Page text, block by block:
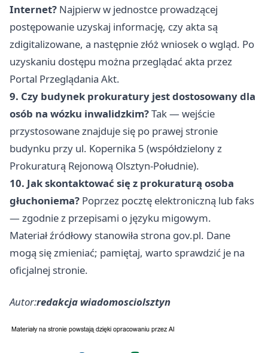
Internet? Najpierw w jednostce prowadzącej
postępowanie uzyskaj informację, czy akta są
zdigitalizowane, a następnie złóż wniosek o wgląd. Po
uzyskaniu dostępu można przeglądać akta przez
Portal Przeglądania Akt.
9. Czy budynek prokuratury jest dostosowany dla
osób na wózku inwalidzkim?Tak — wejście
przystosowane znajduje się po prawej stronie
budynku przy ul. Kopernika 5 (współdzielony z
Prokuraturą Rejonową Olsztyn-Południe).
10. Jak skontaktować się z prokuraturą osoba
głuchoniema? Poprzez pocztę elektroniczną lub faks
— zgodnie z przepisami o języku migowym.
Materiał źródłowy stanowiła strona gov.pl. Dane
mogą się zmieniać; pamiętaj, warto sprawdzić je na
oficjalnej stronie.
Autor:redakcja wiadomosciolsztyn